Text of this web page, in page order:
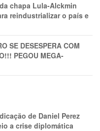
chapa Lula-Alckmin
reindustrializar o país e
SE DESESPERA COM
PEGOU MEGA-
de Daniel Perez
a crise diplomática